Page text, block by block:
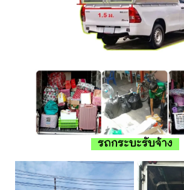
รถกระบะรับจ้าง